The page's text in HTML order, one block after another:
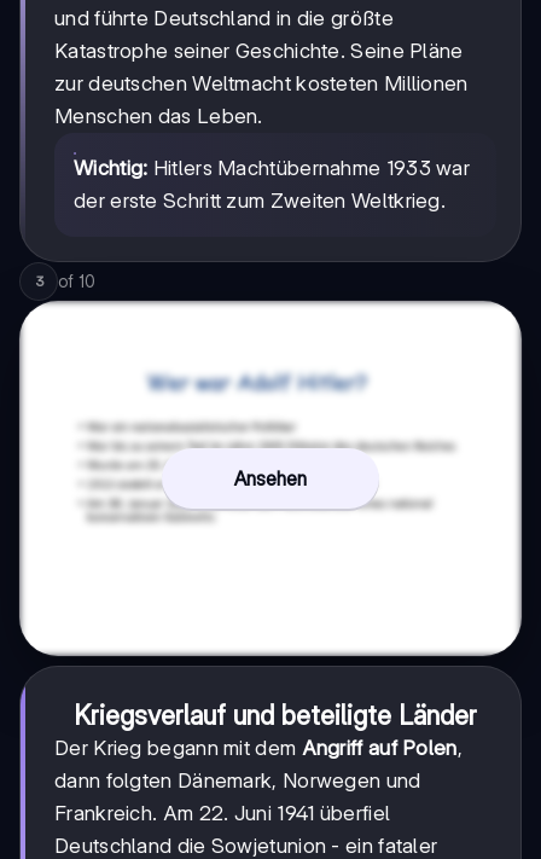
und führte Deutschland in die größte
Katastrophe seiner Geschichte. Seine Pläne
zur deutschen Weltmacht kosteten Millionen
Menschen das Leben.
Wichtig: Hitlers Machtübernahme 1933 war
der erste Schritt zum Zweiten Weltkrieg.
3 of 10
Ansehen
Kriegsverlauf und beteiligte Länder
Der Krieg begann mit dem Angriff auf Polen,
dann folgten Dänemark, Norwegen und
Frankreich. Am 22. Juni 1941 überfiel
Deutschland die Sowjetunion - ein fataler